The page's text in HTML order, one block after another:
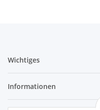
Wichtiges
Informationen